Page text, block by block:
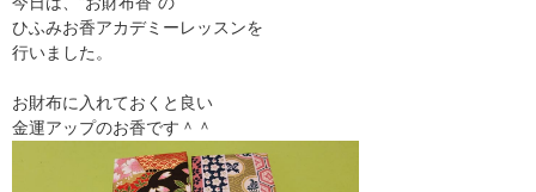
ひふみお香アカデミーレッスンを
行いました。
お財布に入れておくと良い
金運アップのお香です＾＾